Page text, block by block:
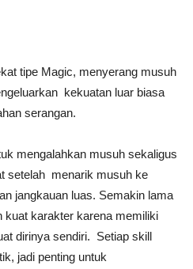
tipe Magic, menyerang musuh
kekuatan luar biasa
serangan.
mengalahkan musuh sekaligus
setelah menarik musuh ke
jangkauan luas. Semakin lama
karakter karena memiliki
dirinya sendiri. Setiap skill
jadi penting untuk